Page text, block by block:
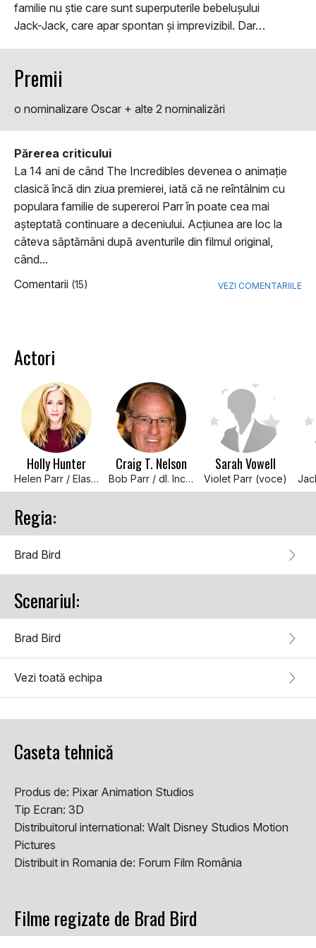
familie nu ştie care sunt superputerile bebeluşului
Jack-Jack, care apar spontan şi imprevizibil. Dar…
Premii
o nominalizare Oscar + alte 2 nominalizări
Părerea criticului
La 14 ani de când The Incredibles devenea o animaţie
clasică încă din ziua premierei, iată că ne reîntâlnim cu
populara familie de supereroi Parr în poate cea mai
aşteptată continuare a deceniului. Acţiunea are loc la
câteva săptămâni după aventurile din filmul original,
când...
Comentarii (15) VEZI COMENTARIILE
Actori
Holly Hunter
Helen Parr / Elastigirl (voce)
Craig T. Nelson
Bob Parr / dl. Incredible (voce)
Sarah Vowell
Violet Parr (voce)
Regia:
Brad Bird
Scenariul:
Brad Bird
Vezi toată echipa
Caseta tehnică
Produs de: Pixar Animation Studios
Tip Ecran: 3D
Distribuitorul international: Walt Disney Studios Motion
Pictures
Distribuit in Romania de: Forum Film România
Filme regizate de Brad Bird